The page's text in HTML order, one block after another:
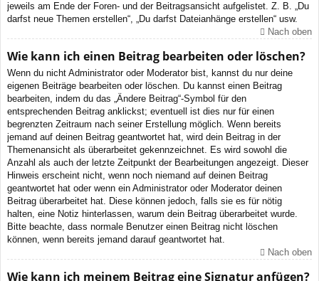
jeweils am Ende der Foren- und der Beitragsansicht aufgelistet. Z. B. „Du
darfst neue Themen erstellen“, „Du darfst Dateianhänge erstellen“ usw.
Nach oben
Wie kann ich einen Beitrag bearbeiten oder löschen?
Wenn du nicht Administrator oder Moderator bist, kannst du nur deine
eigenen Beiträge bearbeiten oder löschen. Du kannst einen Beitrag
bearbeiten, indem du das „Ändere Beitrag“-Symbol für den
entsprechenden Beitrag anklickst; eventuell ist dies nur für einen
begrenzten Zeitraum nach seiner Erstellung möglich. Wenn bereits
jemand auf deinen Beitrag geantwortet hat, wird dein Beitrag in der
Themenansicht als überarbeitet gekennzeichnet. Es wird sowohl die
Anzahl als auch der letzte Zeitpunkt der Bearbeitungen angezeigt. Dieser
Hinweis erscheint nicht, wenn noch niemand auf deinen Beitrag
geantwortet hat oder wenn ein Administrator oder Moderator deinen
Beitrag überarbeitet hat. Diese können jedoch, falls sie es für nötig
halten, eine Notiz hinterlassen, warum dein Beitrag überarbeitet wurde.
Bitte beachte, dass normale Benutzer einen Beitrag nicht löschen
können, wenn bereits jemand darauf geantwortet hat.
Nach oben
Wie kann ich meinem Beitrag eine Signatur anfügen?